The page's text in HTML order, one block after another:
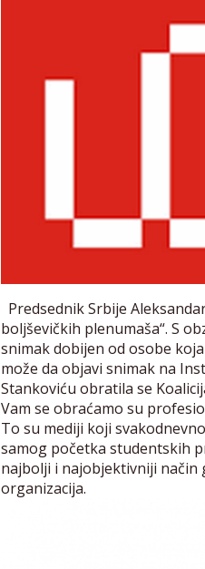
Predsednik Srbije
boljševičkih plenumaša“. S
snimak dobijen od osobe
može da objavi snimak na
Stankoviću obratila se
Vam se obraćamo su
To su mediji koji
samog početka studentskih
najbolji i najobjektivniji način
organizacija.